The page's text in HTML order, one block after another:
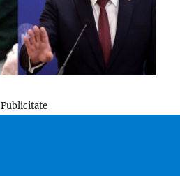
Publicitate